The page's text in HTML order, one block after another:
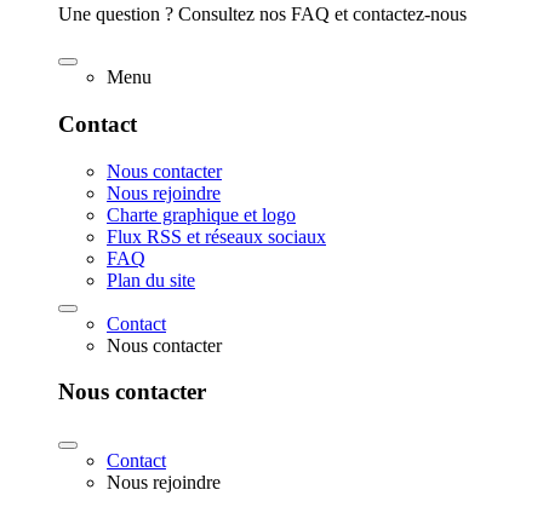
Une question ? Consultez nos FAQ et contactez-nous
Menu
Contact
Nous contacter
Nous rejoindre
Charte graphique et logo
Flux RSS et réseaux sociaux
FAQ
Plan du site
Contact
Nous contacter
Nous contacter
Contact
Nous rejoindre